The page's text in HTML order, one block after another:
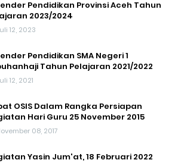
Pendidikan Provinsi Aceh Tahun
2023/2024
12, 2023
Pendidikan SMA Negeri 1
Tahun Pelajaran 2021/2022
12, 2021
OSIS Dalam Rangka Persiapan
Hari Guru 25 November 2015
08, 2017
Yasin Jum'at, 18 Februari 2022